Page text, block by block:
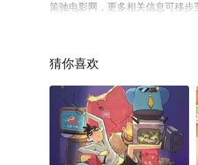
策驰电影网，更多相关信息可移步
猜你喜欢